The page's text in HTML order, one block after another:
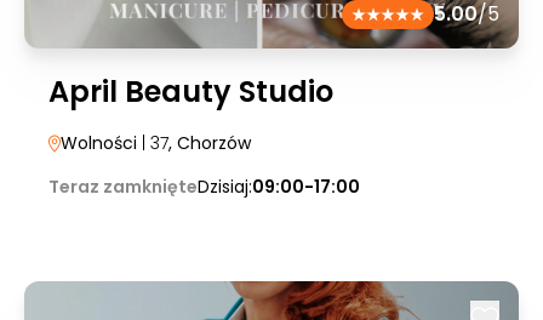
5.00/5
April Beauty Studio
Wolności | 37, Chorzów
Teraz zamknięteDzisiaj:09:00-17:00